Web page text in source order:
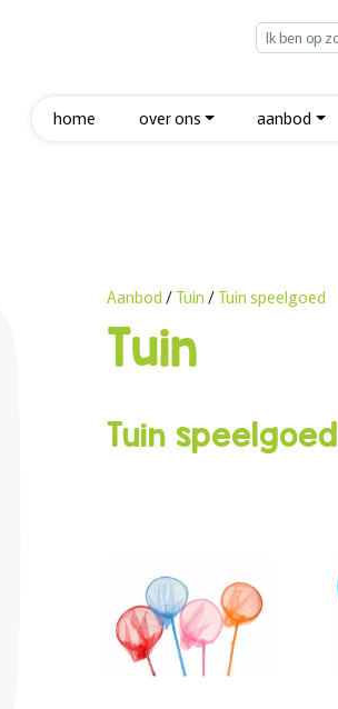
home over ons aanbod
Tuin
Aanbod /Tuin /Tuin speelgoed
Tuin speelgoed